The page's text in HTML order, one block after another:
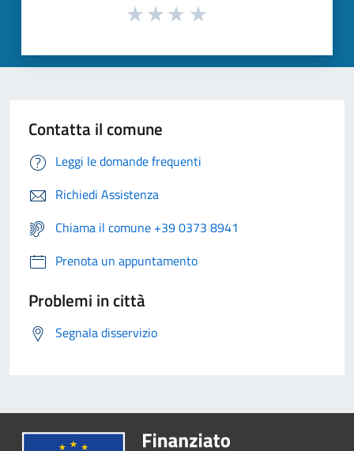
Contatta il comune
Leggi le domande frequenti
Richiedi Assistenza
Chiama il comune +39 0373 8941
Prenota un appuntamento
Problemi in città
Segnala disservizio